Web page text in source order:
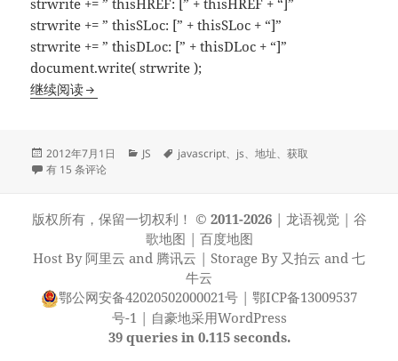
strwrite += ” thisSLoc: [” + thisSLoc + “]”
strwrite += ” thisDLoc: [” + thisDLoc + “]”
document.write( strwrite );
继续阅读js获取当前页面的网址域名地址
发
布
2012年7月1日
分
JS
标
javascript、 js、地址、获取
js获取当前页面的网址域名地址
有 15 条评论
版权所有，保留一切权利！ © 2011-2026| 龙语视觉| 谷
歌地图 | 百度地图
Host By 阿里云 and 腾讯云 | Storage By 又拍云 and 七
牛云
鄂公网安备42020502000021号 | 鄂ICP备13009537
号-1 | 自豪地采用WordPress
39 queries in 0.115 seconds.